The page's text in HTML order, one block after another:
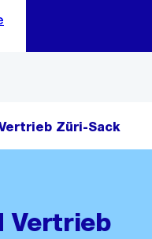
Züri-Sack
Vertrieb